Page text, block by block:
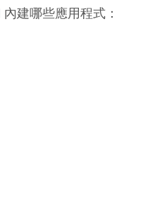
內建哪些應用程式：